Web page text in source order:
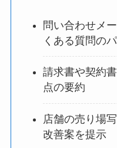
問い合わせメ
くある質問の
請求書や契約
点の要約
店舗の売り場
改善案を提示